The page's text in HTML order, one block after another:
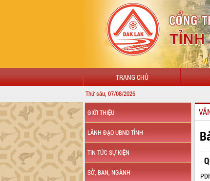
TRANG CHỦ
Thứ sáu, 07/08/2026
GIỚI THIỆU
LÃNH ĐẠO UBND TỈNH
TIN TỨC SỰ KIỆN
SỞ, BAN, NGÀNH